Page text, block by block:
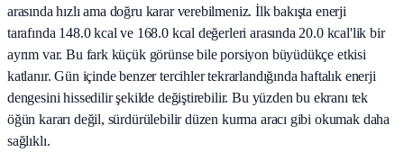
arasında hızlı ama doğru karar verebilmeniz. İlk bakışta enerji
tarafında 148.0 kcal ve 168.0 kcal değerleri arasında 20.0 kcal'lik bir
ayrım var. Bu fark küçük görünse bile porsiyon büyüdükçe etkisi
katlanır. Gün içinde benzer tercihler tekrarlandığında haftalık enerji
dengesini hissedilir şekilde değiştirebilir. Bu yüzden bu ekranı tek
öğün kararı değil, sürdürülebilir düzen kurma aracı gibi okumak daha
sağlıklı.